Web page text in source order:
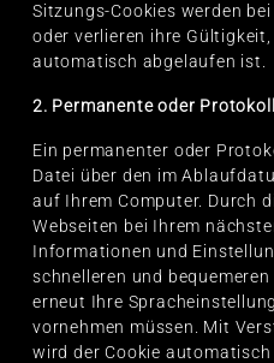
Sitzungs-Cookies werden
oder verlieren ihre
automatisch abgelaufen ist.
2. Permanente oder
Ein permanenter oder
Datei über den im
auf Ihrem Computer. Durch
Webseiten bei Ihrem
Informationen und
schnelleren und
erneut Ihre
vornehmen müssen. Mit
wird der Cookie